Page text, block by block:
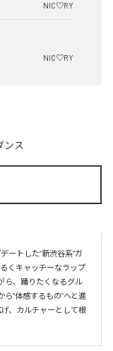
NIC♡RY
NIC♡RY
ンス
ートした“新渋谷系”ガ
くキャッチーなラップ
ら、踊りたくなるグル
ら“体感するもの”へと進
、カルチャーとして根